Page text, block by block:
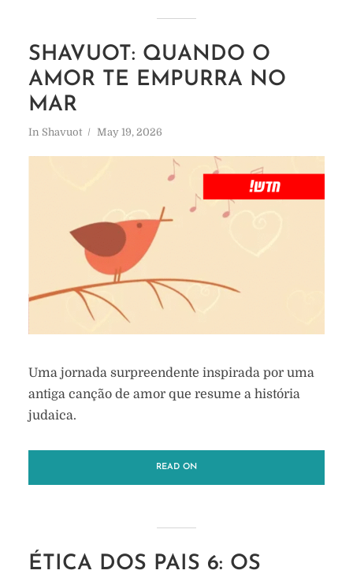
SHAVUOT: QUANDO O
AMOR TE EMPURRA NO
MAR
In Shavuot May 19, 2026
Uma jornada surpreendente inspirada por uma
antiga canção de amor que resume a história
judaica.
READ ON
ÉTICA DOS PAIS 6: OS